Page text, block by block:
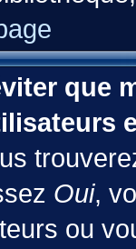
que
Oui,
ou